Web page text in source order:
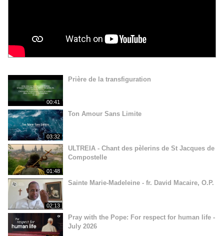
00:41
Prière de la transfiguration
03:32
Ton Amour Sans Limite
01:48
ULTREIA - Chant des pèlerins de St Jacques de
Compostelle
02:13
Sainte Marie-Madeleine - fr. David Macaire, O.P.
Pray with the Pope: For respect for human life -
July 2026